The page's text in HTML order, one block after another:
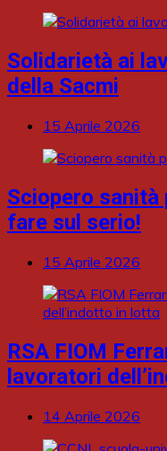
Solidarietà ai
della Sacmi
15 Aprile 2026
Sciopero sanità
fare sul serio!
15 Aprile 2026
RSA FIOM
lavoratori
14 Aprile 2026